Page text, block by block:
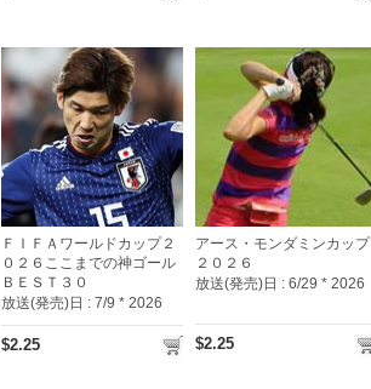
ＦＩＦＡワールドカップ２
０２６ここまでの神ゴール
ＢＥＳＴ３０
放送(発売)日 : 7/9 * 2026
$2.25
アース・モンダミンカップ
２０２６
放送(発売)日 : 6/29 * 2026
$2.25